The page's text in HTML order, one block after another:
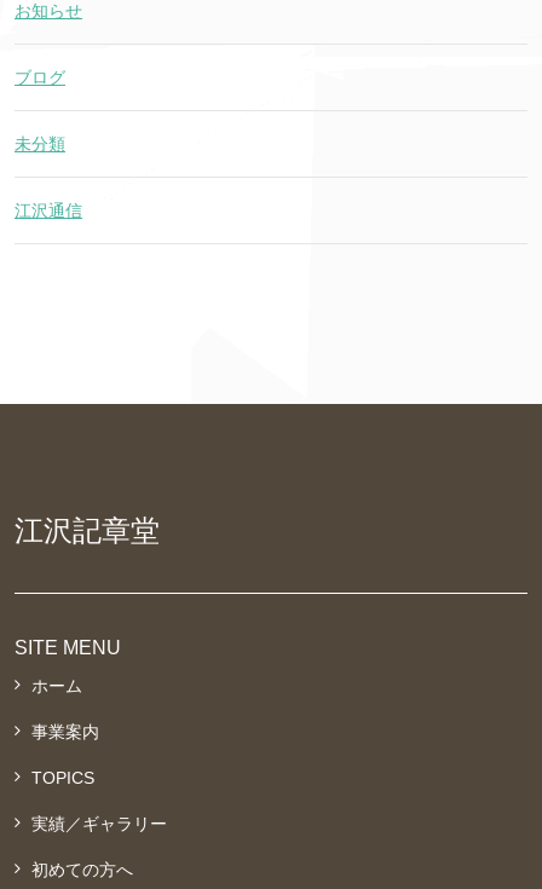
お知らせ
ブログ
未分類
江沢通信
江沢記章堂
SITE MENU
ホーム
事業案内
TOPICS
実績／ギャラリー
初めての方へ